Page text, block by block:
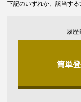
下記のいずれか、該当する
履歴
簡単